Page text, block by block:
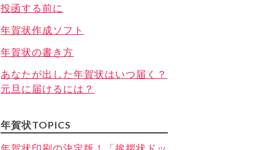
投函する前に
年賀状作成ソフト
年賀状の書き方
あなたが出した年賀状はいつ届く？
元旦に届けるには？
年賀状TOPICS